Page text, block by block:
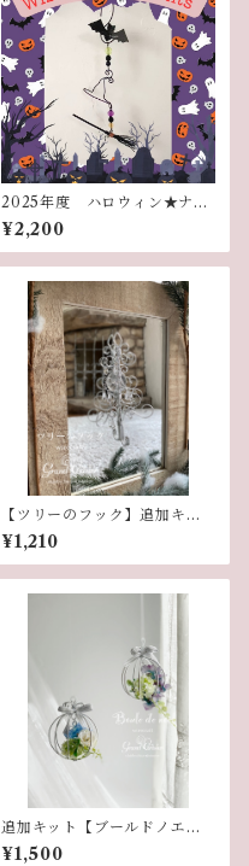
2025年度 ハロウィン★ナイ
トレッスン
¥2,200
【ツリーのフック】追加キッ
ト
¥1,210
追加キット【ブールドノエ
ル】
¥1,500